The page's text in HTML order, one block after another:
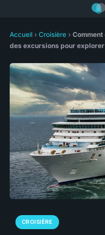
Accueil › Croisière ›
des excursions pour
CROISIÈRE